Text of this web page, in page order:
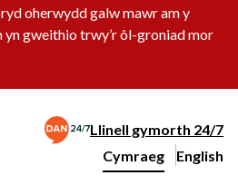
pwysig
oherwydd galw mawr am y
yn gweithio trwy’r ôl-groniad mor
Llinell gymorth 24/7
Newid iaith y wefan
Cymraeg English
–